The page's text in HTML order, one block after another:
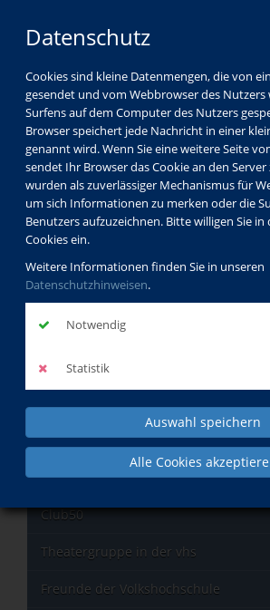
Datenschutz
Cookies sind kleine Datenmengen, die von
gesendet und vom Webbrowser des Nutzers
Surfens auf dem Computer des Nutzers
Browser speichert jede Nachricht in einer
genannt wird. Wenn Sie eine weitere Seite
sendet Ihr Browser das Cookie an den
wurden als zuverlässiger Mechanismus für
um sich Informationen zu merken oder die
Benutzers aufzuzeichnen. Bitte willigen Sie
Cookies ein.
Weitere Informationen finden Sie in unseren
Datenschutzhinweisen.
Notwendig
Statistik
Auswahl speichern
Alle Cookies
Service Programmheft
VHS_Journal 02_2026 komplett Low-
Unternehmen und Verwaltungen
Informationen zu Kursen im zweiten
Bildungszeit
Club50
Theatergruppe in der vhs
Freunde der Volkshochschule